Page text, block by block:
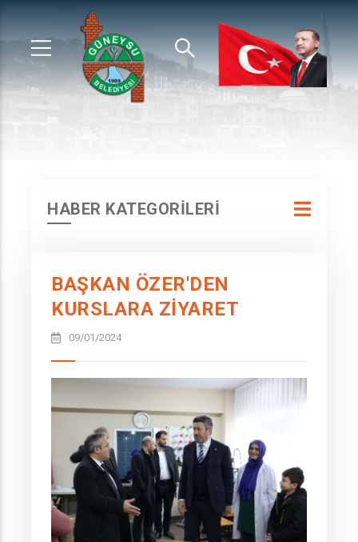
HABER KATEGORİLERİ
BAŞKAN ÖZER'DEN
KURSLARA ZİYARET
09/01/2024